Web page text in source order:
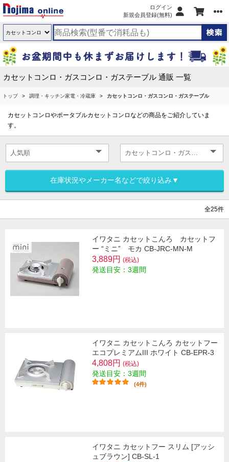
ログイン
新規会員登録(無料)
カセットコンロ・ガスコンロ・ガステーブル 通販 一覧
トップ 調理・キッチン家電・冷蔵庫 カセットコンロ・ガスコンロ・ガステーブル
カセットコンロやポータブルカセットコンロなどの商品をご紹介していま
す。
在庫状況やメーカー名などで絞り込み▼
全25件
イワタニ カセットこんろ カセットフ
ー “ミニ” モカ CB-JRC-MN-M
3,889円 (税込)
発送目安：3週間
イワタニ カセットこんろ カセットフー
エコプレミアムIII ホワイト CB-EPR-3
4,808円 (税込)
発送目安：3週間
(4件)
イワタニ カセットフー スリム [アッシ
ュブラウン] CB-SL-1